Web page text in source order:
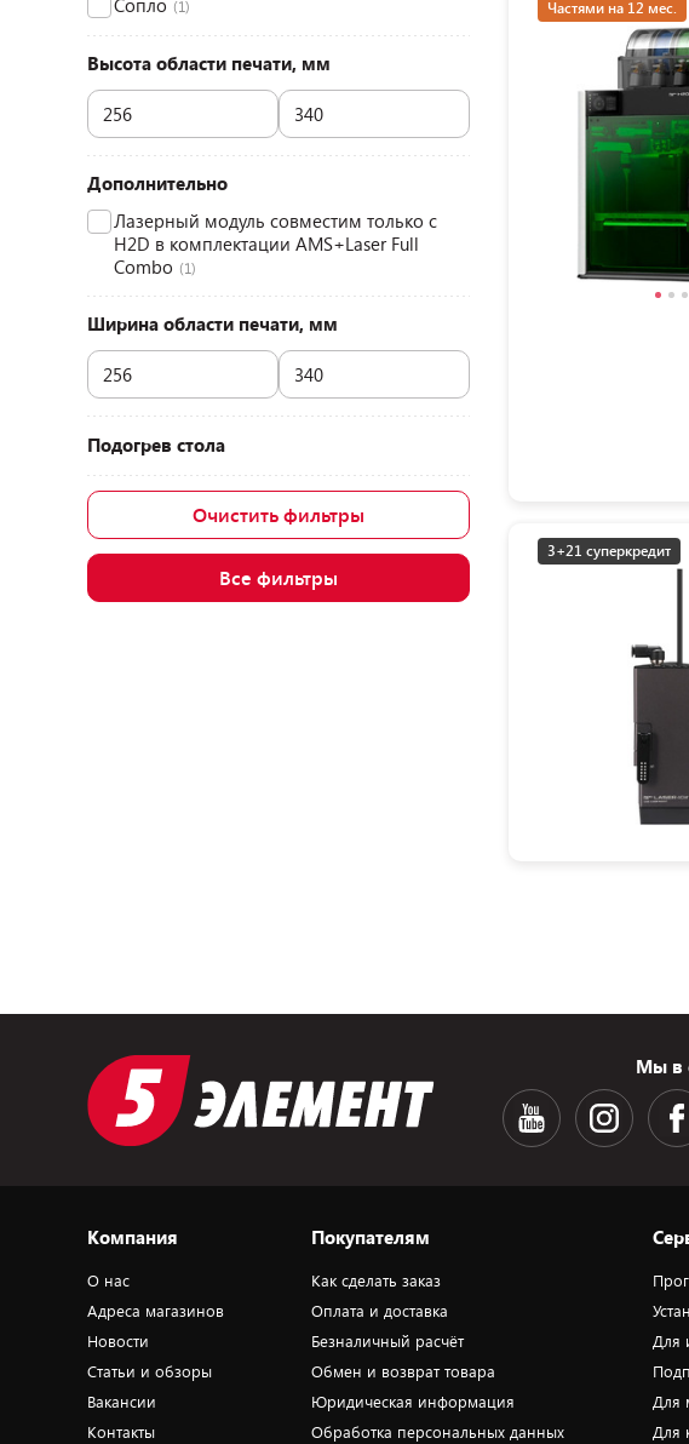
Сопло (1)
Высота области печати, мм
Дополнительно
Лазерный модуль совместим только с
H2D в комплектации AMS+Laser Full
Combo (1)
Ширина области печати, мм
Подогрев стола
Очистить фильтры
Все фильтры
Частями на 12 мес.
3+21 суперкредит
Мы в
Компания
О нас
Адреса магазинов
Новости
Статьи и обзоры
Вакансии
Контакты
Покупателям
Как сделать заказ
Оплата и доставка
Безналичный расчёт
Обмен и возврат товара
Юридическая информация
Обработка персональных данных
Для
Для
Для